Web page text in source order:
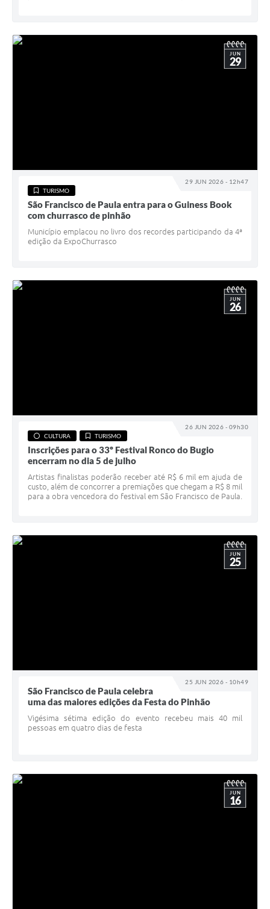
29 JUN 2026 - 12h47
JUN
29
TURISMO
São Francisco de Paula entra para o Guiness Book
com churrasco de pinhão
Município emplacou no livro dos recordes participando da 4ª
edição da ExpoChurrasco
26 JUN 2026 - 09h30
JUN
26
CULTURA TURISMO
Inscrições para o 33º Festival Ronco do Bugio
encerram no dia 5 de julho
Artistas finalistas poderão receber até R$ 6 mil em ajuda de
custo, além de concorrer a premiações que chegam a R$ 8 mil
para a obra vencedora do festival em São Francisco de Paula.
25 JUN 2026 - 10h49
JUN
25
São Francisco de Paula celebra
uma das maiores edições da Festa do Pinhão
Vigésima sétima edição do evento recebeu mais 40 mil
pessoas em quatro dias de festa
JUN
16